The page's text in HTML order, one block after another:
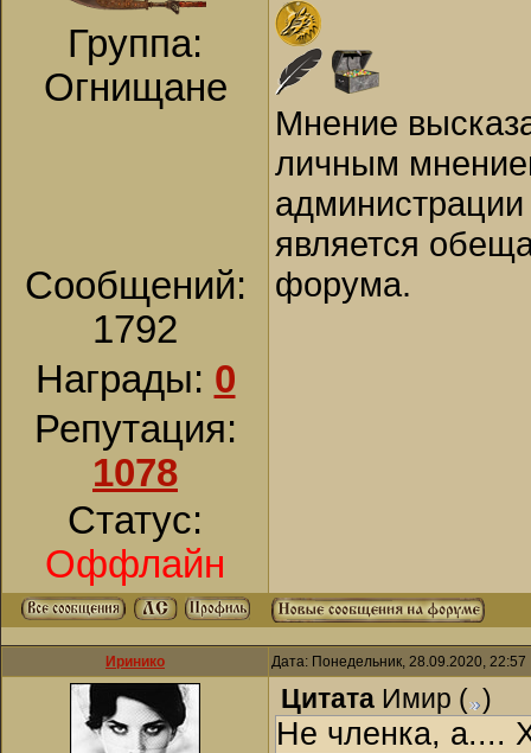
Группа:
Огнищане
Сообщений:
1792
Награды: 0
Репутация:
1078
Статус:
Оффлайн
Мнение
личным
является
форума.
Иринико Дата: Понедельник, 28.09.2020,
Цитата Имир ( )
Не членка, а....